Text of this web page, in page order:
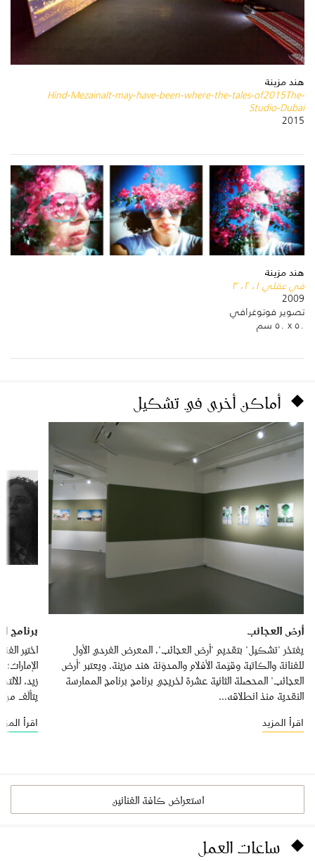
هند مزينة
Hind-MezainaIt-may-have-been-where-the-tales-of2015The-
Studio-Dubai
2015
هند مزينة
في عقلي ١، ٢، ٣
2009
تصوير فوتوغرافي
٥٠ x ٥٠ سم
أماكن أخرى في تشكيل
أرض العجائب
يفتخر "تشكيل" بتقديم "أرض العجائب"، المعرض الفردي الأول
للفنانة والكاتبة وقيّمة الأفلام والمدوّنة هند مزينة. ويعتبر "أرض
العجائب" المحصلة الثانية عشرة لخريجي برنامج برنامج الممارسة
النقدية منذ انطلاقه...
اقرأ المزيد
برنامج
اختير
يتألّف من
اقرأ
استعراض كافة الفنانين
ساعات العمل